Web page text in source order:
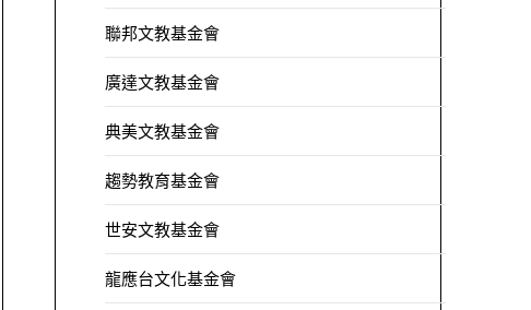
聯邦文教基金會
廣達文教基金會
典美文教基金會
趨勢教育基金會
世安文教基金會
龍應台文化基金會